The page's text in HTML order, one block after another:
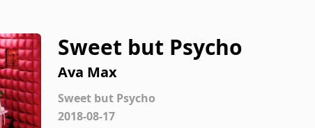
Sweet but Psycho
Ava Max
Sweet but Psycho
2018-08-17